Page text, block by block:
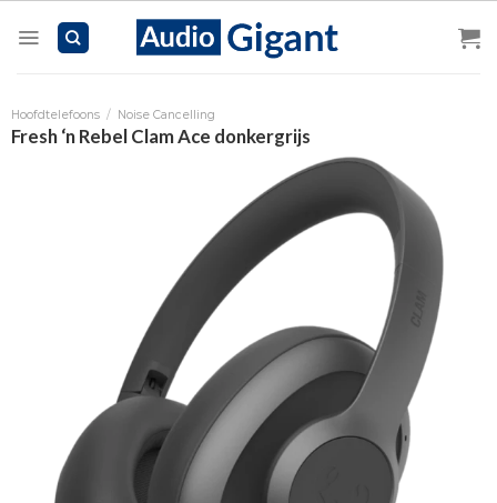
Hoofdtelefoons / Noise Cancelling
Fresh ‘n Rebel Clam Ace donkergrijs